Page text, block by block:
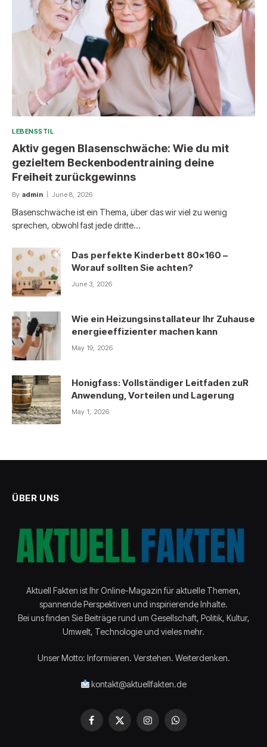
LEBENSSTIL
Aktiv gegen Blasenschwäche: Wie du mit
gezieltem Beckenbodentraining deine
Freiheit zurückgewinns
By admin June 8, 2026
Blasenschwäche ist ein Thema, über das wir viel zu wenig
sprechen, obwohl fast jede dritte…
Das perfekte Kinderbett 80×160 –
Worauf sollten Sie achten?
June 3, 2026
Wie ein Heizungsinstallateur Ihr Zuhause
energieeffizienter machen kann
May 19, 2026
Honigfass: Vollständiger Leitfaden zuR
Anwendung, Vorteilen und Lagerung
May 1, 2026
ÜBER UNS
Aktuell Fakten ist Ihr Online-Magazin für aktuelle Themen,
spannende Perspektiven und inspirierende Inhalte.
Bei uns finden Sie Beiträge rund um Gesellschaft, Politik, Kultur,
Umwelt, Technologie und vieles mehr.
Unser Motto: Informieren. Verstehen. Weiterdenken.
kontakt@aktuellfakten.de
Facebook
X
InstagramWhatsApp